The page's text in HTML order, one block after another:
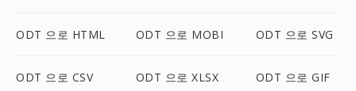
ODT 으로 HTML ODT 으로 MOBI ODT 으로 SVG
ODT 으로 CSV ODT 으로 XLSX ODT 으로 GIF